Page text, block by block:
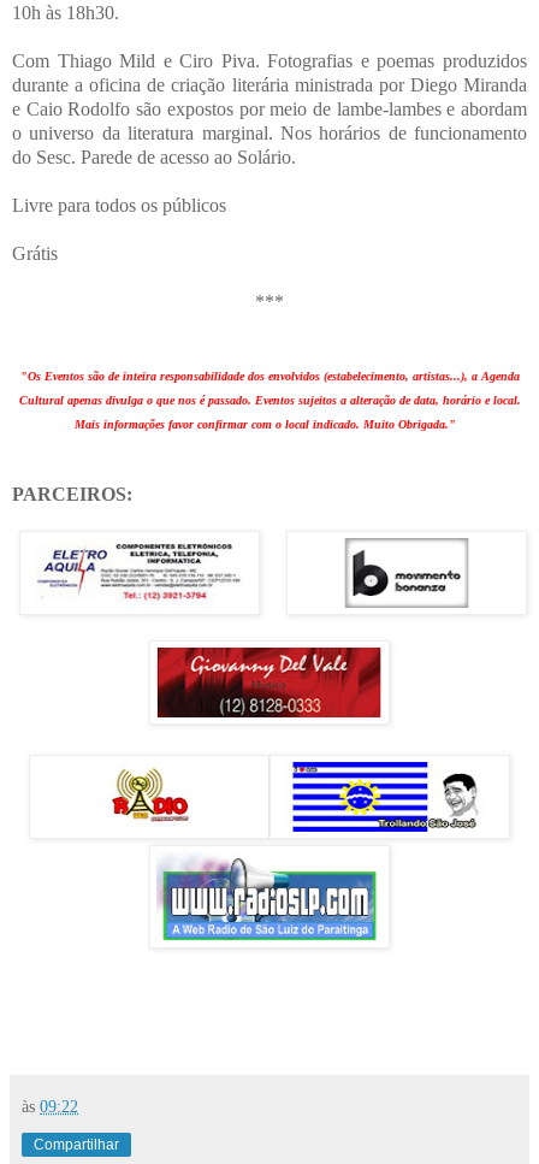
10h às 18h30.
Com Thiago Mild e Ciro Piva. Fotografias e poemas produzidos
durante a oficina de criação literária ministrada por Diego Miranda
e Caio Rodolfo são expostos por meio de lambe-lambes e abordam
o universo da literatura marginal. Nos horários de funcionamento
do Sesc. Parede de acesso ao Solário.
Livre para todos os públicos
Grátis
***
"Os Eventos são de inteira responsabilidade dos envolvidos (estabelecimento, artistas...), a Agenda
Cultural apenas divulga o que nos é passado. Eventos sujeitos a alteração de data, horário e local.
Mais informações favor confirmar com o local indicado. Muito Obrigada."
PARCEIROS:
às 09:22
Compartilhar